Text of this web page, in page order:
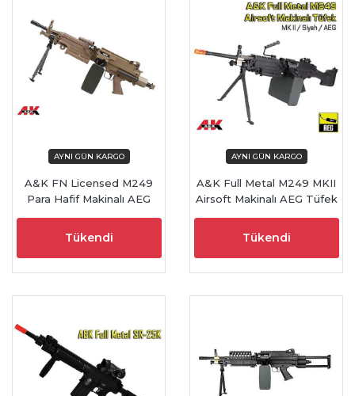
A&K FN Licensed M249
Para Hafif Makinalı AEG
Tükendi
A&K Full Metal M249 MKII
Airsoft Makinalı AEG Tüfek
Tükendi